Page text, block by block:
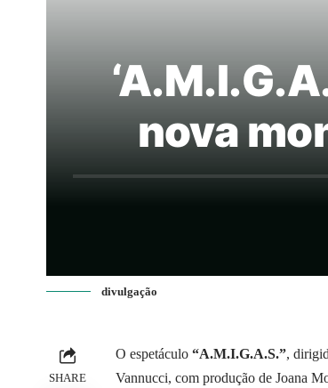
nova
divulgação
SHARE
O espetáculo “A.M.I.G.A.S.”,
Vannucci, com produção de Joana